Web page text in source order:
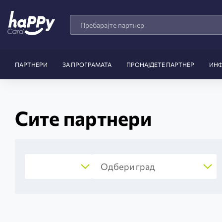
Search
Products
ПАРТНЕРИ ЗА ПРОГРАМАТА ПРОНАЈДЕТЕ ПАРТНЕР
Сите партнери